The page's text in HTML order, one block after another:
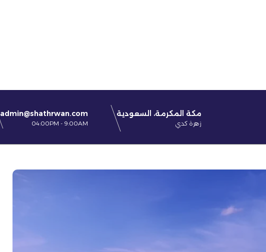
مكة المكرمة، السعودية
زهرة كدي
admin@shathrwan.com
04:00PM - 9:00AM